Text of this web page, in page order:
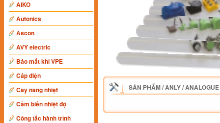
AIKO
Autonics
Ascon
AVY electric
Báo mất khí VPE
Cáp điện
Cây nâng nhiệt
Cảm biến nhiệt độ
Công tắc hành trình
SẢN PHẨM/ANLY/